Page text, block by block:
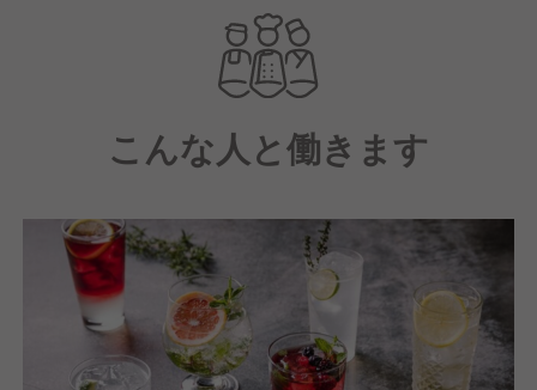
デリバリーも行っています。
ワインやアンティパスト、セコンドも充実。
本物の味をカジュアルにお楽しみいただけます。
こんな人と働きます